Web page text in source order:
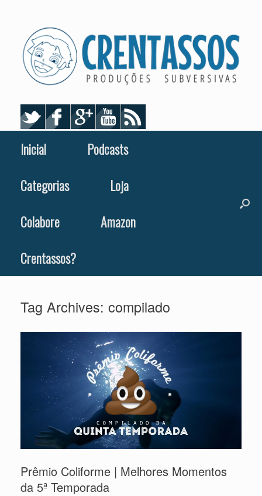
Inicial
Podcasts
Categorias
Loja
Colabore
Amazon
Crentassos?
Tag Archives: compilado
Prêmio Coliforme | Melhores Momentos
da 5ª Temporada